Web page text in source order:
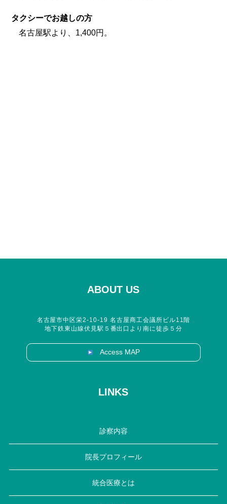
タクシーでお越しの方
名古屋駅より、1,400円。
ABOUT US
名古屋市中区栄2-10-19 名古屋商工会議所ビル11階
地下鉄東山線伏見駅５番出口より南に徒歩５分
Access MAP
LINKS
診察内容
院長プロフィール
統合医療とは